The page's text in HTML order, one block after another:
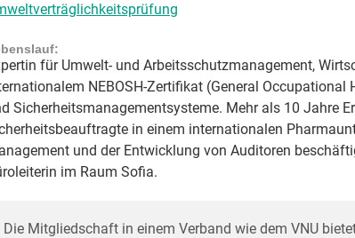
für Umwelt- und Arbeitsschutzmanagement,
NEBOSH-Zertifikat (General
Sicherheitsmanagementsysteme. Mehr als 10 Jahre
in einem internationalen
und der Entwicklung von Auditoren
im Raum Sofia.
Die Mitgliedschaft in einem Verband wie dem VNU